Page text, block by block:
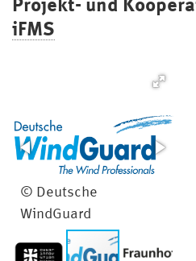
Fo
un
iFMS
© Deutsche
WindGuard